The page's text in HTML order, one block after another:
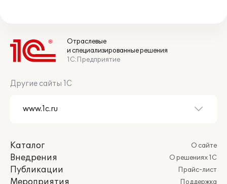
Отраслевые
и специализированные решения
1С:Предприятие
Другие сайты 1С
Каталог
Внедрения
Публикации
Мероприятия
О сайте
О решениях 1С
Прайс-лист
Поддержка